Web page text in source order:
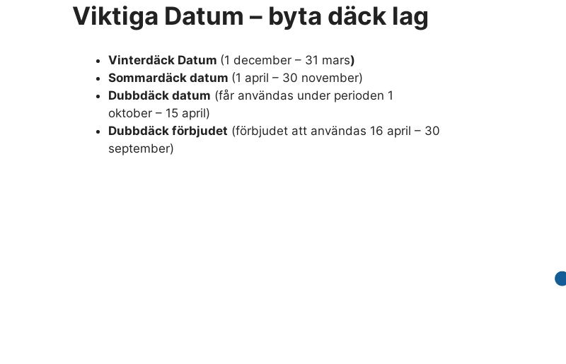
Viktiga Datum – byta däck lag
Vinterdäck Datum (1 december – 31 mars)
Sommardäck datum (1 april – 30 november)
Dubbdäck datum (får användas under perioden 1
oktober – 15 april)
Dubbdäck förbjudet (förbjudet att användas 16 april – 30
september)